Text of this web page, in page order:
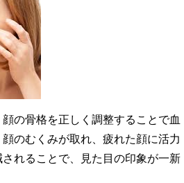
の骨格を正しく調整することで血
のむくみが取れ、疲れた顔に活力
れることで、見た目の印象が一新